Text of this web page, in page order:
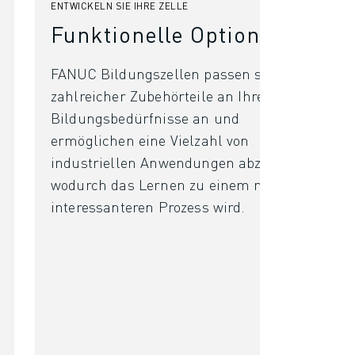
ENTWICKELN SIE IHRE ZELLE
Funktionelle Optionen
FANUC Bildungszellen passen sich dank
zahlreicher Zubehörteile an Ihre
Bildungsbedürfnisse an und
ermöglichen eine Vielzahl von
industriellen Anwendungen abzudecken,
wodurch das Lernen zu einem noch
interessanteren Prozess wird.